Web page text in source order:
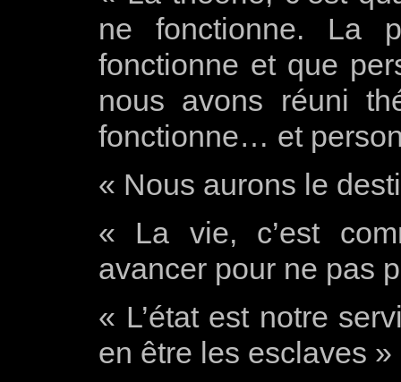
ne fonctionne. La
fonctionne et que
nous avons réuni
fonctionne… et
« Nous aurons le
« La vie, c’est
avancer pour ne pas
« L’état est notre
en être les esclaves »